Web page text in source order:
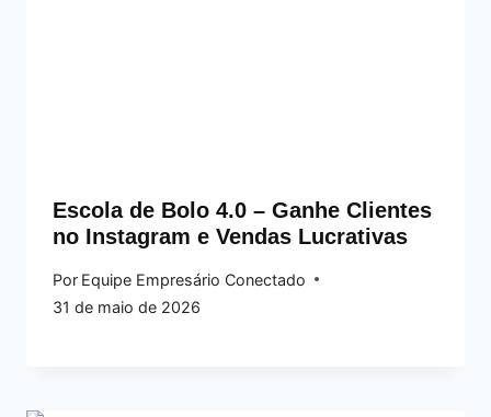
Escola de Bolo 4.0 – Ganhe Clientes
no Instagram e Vendas Lucrativas
Por Equipe Empresário Conectado
31 de maio de 2026